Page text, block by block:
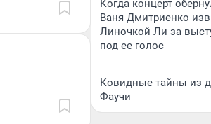
Когда концерт
Ваня Дмитриенко
Линочкой Ли за
под ее голос
Ковидные тайны из
Фаучи